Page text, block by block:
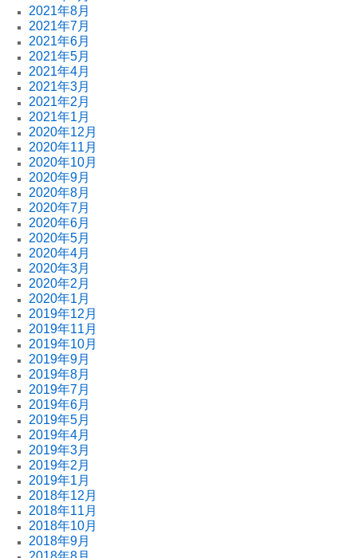
2021年8月
2021年7月
2021年6月
2021年5月
2021年4月
2021年3月
2021年2月
2021年1月
2020年12月
2020年11月
2020年10月
2020年9月
2020年8月
2020年7月
2020年6月
2020年5月
2020年4月
2020年3月
2020年2月
2020年1月
2019年12月
2019年11月
2019年10月
2019年9月
2019年8月
2019年7月
2019年6月
2019年5月
2019年4月
2019年3月
2019年2月
2019年1月
2018年12月
2018年11月
2018年10月
2018年9月